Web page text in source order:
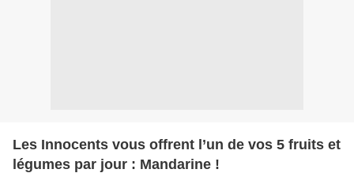
Les Innocents vous offrent l’un de vos 5 fruits et
légumes par jour : Mandarine !